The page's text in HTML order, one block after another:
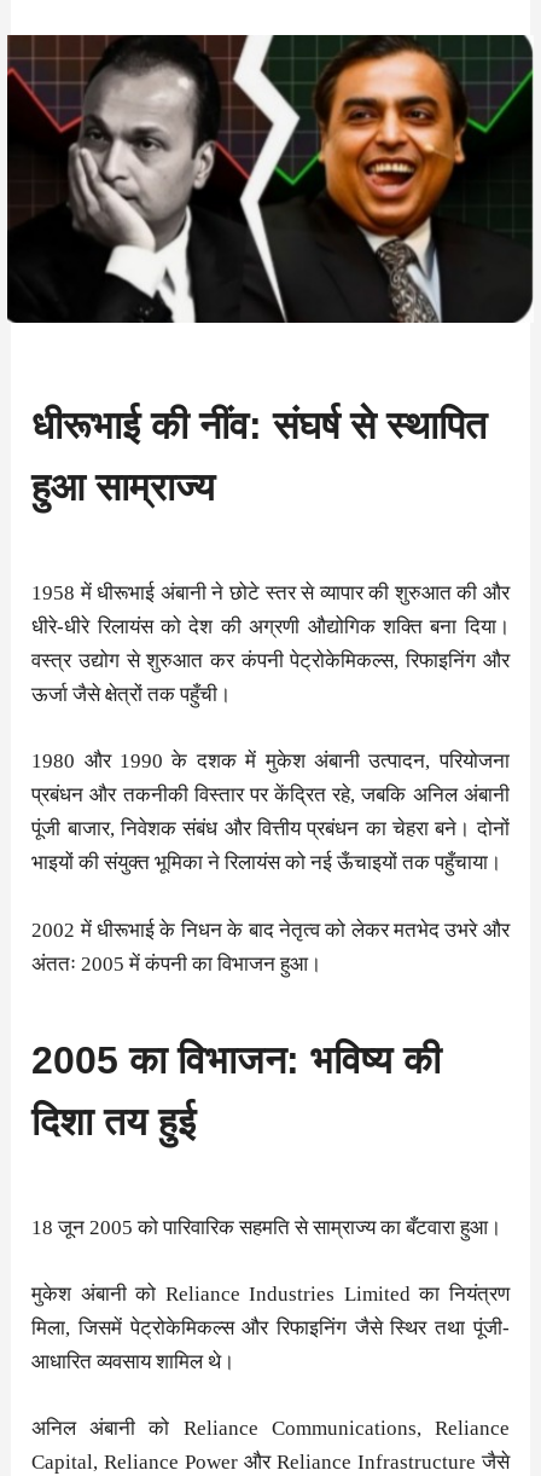
धीरूभाई की नींव: संघर्ष से स्थापित
हुआ साम्राज्य
1958 में धीरूभाई अंबानी ने छोटे स्तर से व्यापार की शुरुआत की और
धीरे-धीरे रिलायंस को देश की अग्रणी औद्योगिक शक्ति बना दिया।
वस्त्र उद्योग से शुरुआत कर कंपनी पेट्रोकेमिकल्स, रिफाइनिंग और
ऊर्जा जैसे क्षेत्रों तक पहुँची।
1980 और 1990 के दशक में मुकेश अंबानी उत्पादन, परियोजना
प्रबंधन और तकनीकी विस्तार पर केंद्रित रहे, जबकि अनिल अंबानी
पूंजी बाजार, निवेशक संबंध और वित्तीय प्रबंधन का चेहरा बने। दोनों
भाइयों की संयुक्त भूमिका ने रिलायंस को नई ऊँचाइयों तक पहुँचाया।
2002 में धीरूभाई के निधन के बाद नेतृत्व को लेकर मतभेद उभरे और
अंततः 2005 में कंपनी का विभाजन हुआ।
2005 का विभाजन: भविष्य की
दिशा तय हुई
18 जून 2005 को पारिवारिक सहमति से साम्राज्य का बँटवारा हुआ।
मुकेश अंबानी को Reliance Industries Limited का नियंत्रण
मिला, जिसमें पेट्रोकेमिकल्स और रिफाइनिंग जैसे स्थिर तथा पूंजी-
आधारित व्यवसाय शामिल थे।
अनिल अंबानी को Reliance Communications, Reliance
Capital, Reliance Power और Reliance Infrastructure जैसे